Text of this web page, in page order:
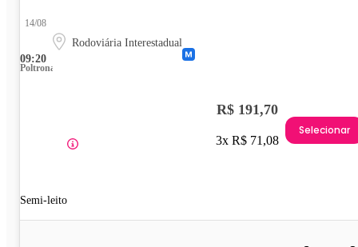
09:20
14/08
Rodoviária Interestadual
Poltrona
Semi-leito
R$ 191,70
3x R$ 71,08
Selecionar